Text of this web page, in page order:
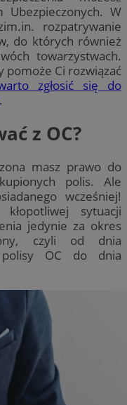
Ubezpieczonych. W
rozpatrywanie
do których również
towarzystwach.
pomoże Ci rozwiązać
zgłosić się do
.
z OC?
masz prawo do
polis. Ale
wcześniej!
sytuacji
jedynie za okres
czyli od dnia
polisy OC do dnia